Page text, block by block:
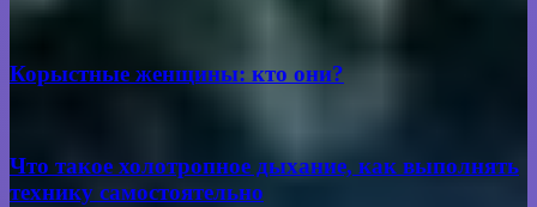
Корыстные женщины: кто они?
Что такое холотропное дыхание, как выполнять
технику самостоятельно